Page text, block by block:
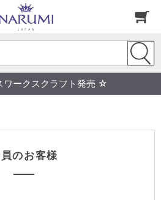
ークスクラフト発売 ☆
のお客様